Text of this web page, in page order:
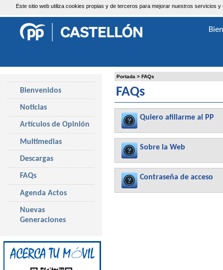
Este sitio web utiliza cookies propias y de terceros para mejorar nuestros servicios
Portada > FAQs
FAQs
Quiero afiliarme al PP
Sobre la Web
Contraseña de acceso
Bienvenidos
Noticias
Artículos de Opinión
Multimedias
Descargas
FAQs
Agenda Actos
Nuevas
Generaciones
Jueves, 6 de Agosto de 2026